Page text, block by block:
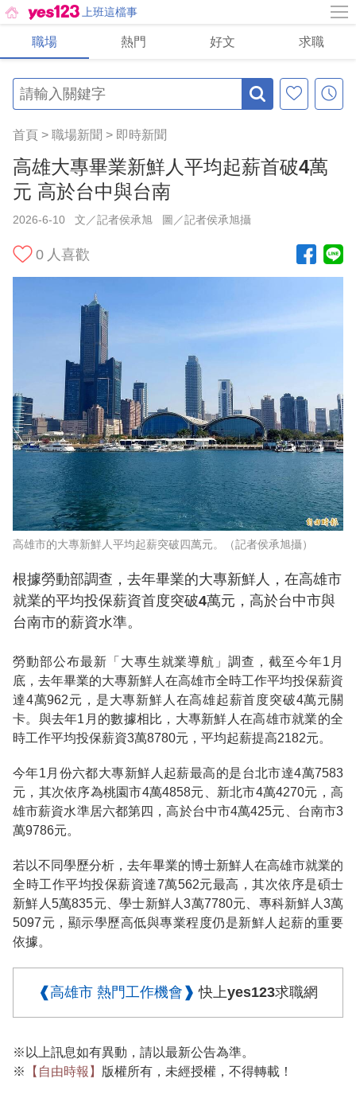
上班這檔事
職場 熱門 好文 求職
首頁 > 職場新聞 > 即時新聞
高雄大專畢業新鮮人平均起薪首破4萬
元 高於台中與台南
2026-6-10 文／記者侯承旭 圖／記者侯承旭攝
0 人喜歡
高雄市的大專新鮮人平均起薪突破四萬元。（記者侯承旭攝）
根據勞動部調查，去年畢業的大專新鮮人，在高雄市
就業的平均投保薪資首度突破4萬元，高於台中市與
台南市的薪資水準。
勞動部公布最新「大專生就業導航」調查，截至今年1月
底，去年畢業的大專新鮮人在高雄市全時工作平均投保薪資
達4萬962元，是大專新鮮人在高雄起薪首度突破4萬元關
卡。與去年1月的數據相比，大專新鮮人在高雄市就業的全
時工作平均投保薪資3萬8780元，平均起薪提高2182元。
今年1月份六都大專新鮮人起薪最高的是台北市達4萬7583
元，其次依序為桃園市4萬4858元、新北市4萬4270元，高
雄市薪資水準居六都第四，高於台中市4萬425元、台南市3
萬9786元。
若以不同學歷分析，去年畢業的博士新鮮人在高雄市就業的
全時工作平均投保薪資達7萬562元最高，其次依序是碩士
新鮮人5萬835元、學士新鮮人3萬7780元、專科新鮮人3萬
5097元，顯示學歷高低與專業程度仍是新鮮人起薪的重要
依據。
❰高雄市 熱門工作機會❱ 快上yes123求職網
※以上訊息如有異動，請以最新公告為準。
※
【自由時報】 版權所有，未經授權，不得轉載！